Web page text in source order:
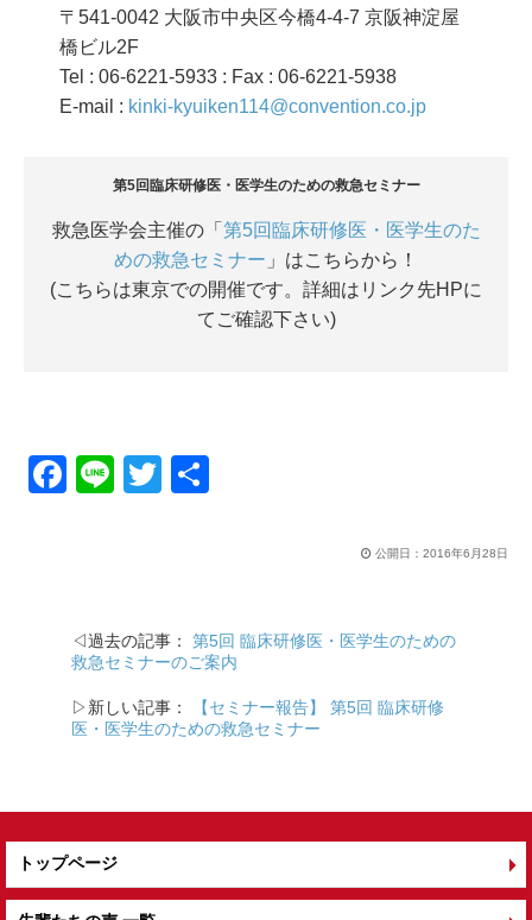
〒541-0042 大阪市中央区今橋4-4-7 京阪神淀屋
橋ビル2F
Tel : 06-6221-5933 : Fax : 06-6221-5938
E-mail : kinki-kyuiken114@convention.co.jp
第5回臨床研修医・医学生のための救急セミナー
救急医学会主催の「 第5回臨床研修医・医学生のた
めの救急セミナー 」はこちらから！
(こちらは東京での開催です。詳細はリンク先HPに
てご確認下さい)
F
b
o
o
k
Li
T
公開日： 2016年6月28日
◁過去の記事： 第5回 臨床研修医・医学生のための
救急セミナーのご案内
▷新しい記事：
【セミナー報告】 第5回 臨床研修
医・医学生のための救急セミナー
トップページ